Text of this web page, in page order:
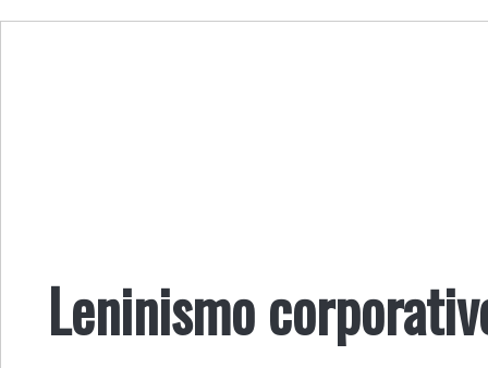
Leninismo